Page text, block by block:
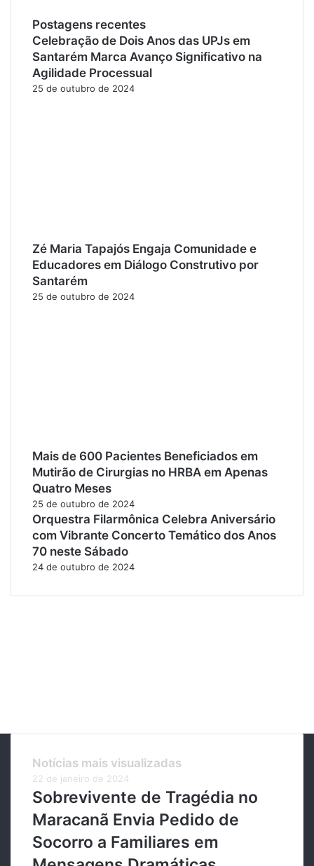
Postagens recentes
Celebração de Dois Anos das UPJs em
Santarém Marca Avanço Significativo na
Agilidade Processual
25 de outubro de 2024
Zé Maria Tapajós Engaja Comunidade e
Educadores em Diálogo Construtivo por
Santarém
25 de outubro de 2024
Mais de 600 Pacientes Beneficiados em
Mutirão de Cirurgias no HRBA em Apenas
Quatro Meses
25 de outubro de 2024
Orquestra Filarmônica Celebra Aniversário
com Vibrante Concerto Temático dos Anos
70 neste Sábado
24 de outubro de 2024
Notícias mais visualizadas
22 de janeiro de 2024
Sobrevivente de Tragédia no
Maracanã Envia Pedido de
Socorro a Familiares em